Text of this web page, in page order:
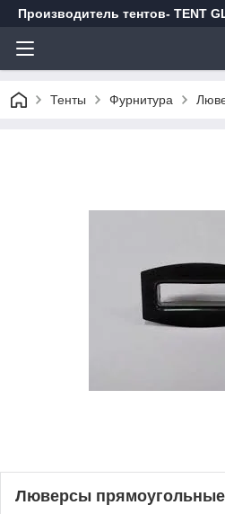
Производитель тентов- TENT
Тенты Фурнитура
Люверсы